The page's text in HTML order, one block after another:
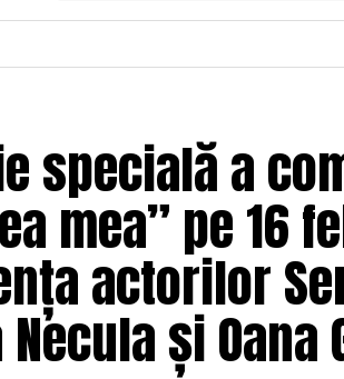
specială a
mea” pe 16
actorilor
și Oana